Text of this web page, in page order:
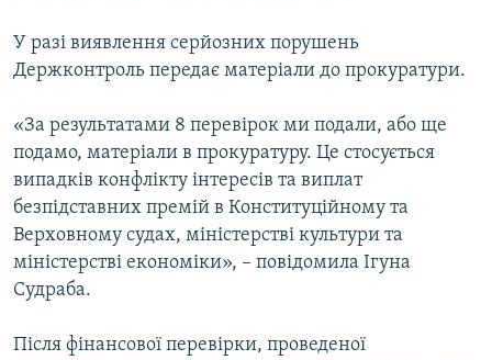
У разі виявлення серйозних порушень
Держконтроль передає матеріали до прокуратури.
«За результатами 8 перевірок ми подали, або ще
подамо, матеріали в прокуратуру. Це стосується
випадків конфлікту інтересів та виплат
безпідставних премій в Конституційному та
Верховному судах, міністерстві культури та
міністерстві економіки», – повідомила Ігуна
Судраба.
Після фінансової перевірки, проведеної